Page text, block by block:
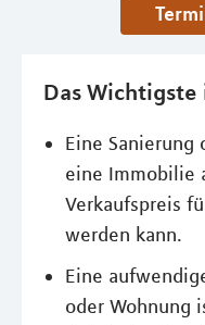
Das Wichtigste
Eine
eine Immobilie
Verkaufspreis
werden kann.
Eine
oder Wohnung